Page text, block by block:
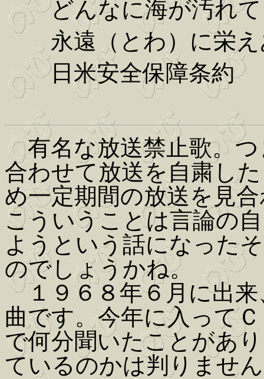
どんなに海が汚れて
永遠（とわ）に栄え
日米安全保障条約
有名な放送禁止歌。つ
合わせて放送を自粛し
め一定期間の放送を見
こういうことは言論の
ようという話になった
のでしょうかね。
１９６８年６月に出来
曲です。今年に入って
で何分聞いたことがあ
ているのかは判りませ